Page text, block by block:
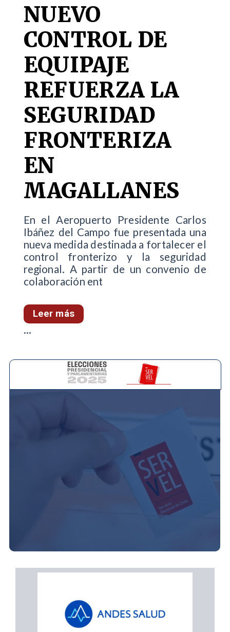
NUEVO
CONTROL DE
EQUIPAJE
REFUERZA LA
SEGURIDAD
FRONTERIZA
EN
MAGALLANES
En el Aeropuerto Presidente Carlos
Ibáñez del Campo fue presentada una
nueva medida destinada a fortalecer el
control fronterizo y la seguridad
regional. A partir de un convenio de
colaboración ent
Leer más
...